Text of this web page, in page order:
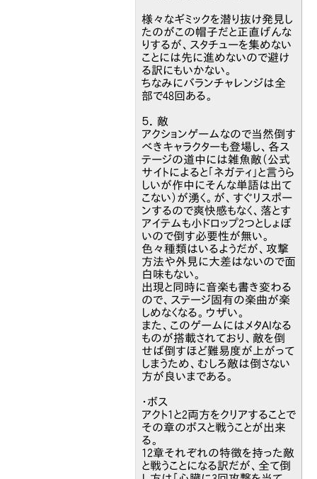
様々なギミックを潜り抜け発見し
たのがこの帽子だと正直げんな
りするが、スタチューを集めない
ことには先に進めないので避け
る訳にもいかない。
ちなみにバランチャレンジは全
部で48回ある。
５．敵
アクションゲームなので当然倒す
べきキャラクターも登場し、各ス
テージの道中には雑魚敵（公式
サイトによると「ネガティ」と言うら
しいが作中にそんな単語は出て
こない）が湧く。が、すぐリスポー
ンするので爽快感もなく、落とす
アイテムも小ドロップ2つとしょぼ
いので倒す必要性が無い。
色々種類はいるようだが、攻撃
方法や外見に大差はないので面
白味もない。
出現と同時に音楽も書き変わる
ので、ステージ固有の楽曲が楽
しめなくなる。ウザい。
また、このゲームにはメタAIなる
ものが搭載されており、敵を倒
せば倒すほど難易度が上がって
しまうため、むしろ敵は倒さない
方が良いまである。
・ボス
アクト1と2両方をクリアすることで
その章のボスと戦うことが出来
る。
12章それぞれの特徴を持った敵
と戦うことになる訳だが、全て倒